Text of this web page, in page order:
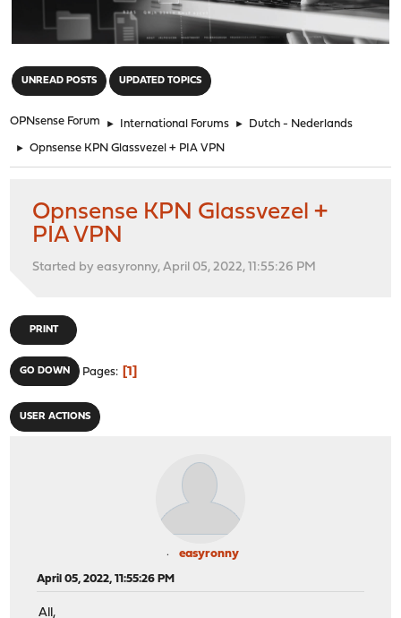
UNREAD POSTS UPDATED TOPICS
OPNsense Forum ► International Forums ► Dutch - Nederlands
► Opnsense KPN Glassvezel + PIA VPN
Opnsense KPN Glassvezel +
PIA VPN
Started by easyronny, April 05, 2022, 11:55:26 PM
PRINT
GO DOWN Pages 1
USER ACTIONS
easyronny
April 05, 2022, 11:55:26 PM
All,